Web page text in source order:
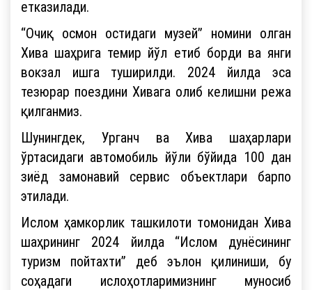
етказилади.
“Очиқ осмон остидаги музей” номини олган
Хива шаҳрига темир йўл етиб борди ва янги
вокзал ишга туширилди. 2024 йилда эса
тезюрар поездини Хивага олиб келишни режа
қилганмиз.
Шунингдек, Урганч ва Хива шаҳарлари
ўртасидаги автомобиль йўли бўйида 100 дан
зиёд замонавий сервис объектлари барпо
этилади.
Ислом ҳамкорлик ташкилоти томонидан Хива
шаҳрининг 2024 йилда “Ислом дунёсининг
туризм пойтахти” деб эълон қилиниши, бу
соҳадаги ислоҳотларимизнинг муносиб